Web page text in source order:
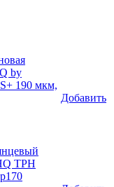
by
190 мкм,
Добавить
TPH